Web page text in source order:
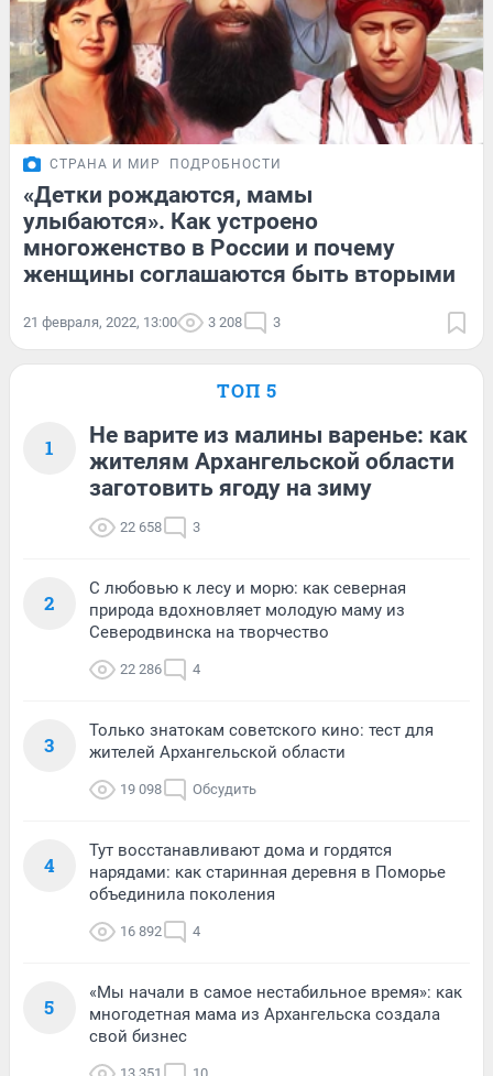
СТРАНА И МИР ПОДРОБНОСТИ
«Детки рождаются, мамы
улыбаются». Как устроено
многоженство в России и почему
женщины соглашаются быть вторыми
21 февраля, 2022, 13:00 3 208 3
ТОП 5
1
Не варите из малины варенье: как
жителям Архангельской области
заготовить ягоду на зиму
22 658 3
2
С любовью к лесу и морю: как северная
природа вдохновляет молодую маму из
Северодвинска на творчество
22 286 4
3
Только знатокам советского кино: тест для
жителей Архангельской области
19 098 Обсудить
4
Тут восстанавливают дома и гордятся
нарядами: как старинная деревня в Поморье
объединила поколения
16 892 4
5
«Мы начали в самое нестабильное время»: как
многодетная мама из Архангельска создала
свой бизнес